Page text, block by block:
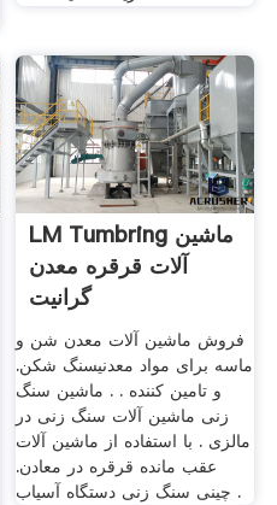
LM Tumbring ماشین
آلات قرقره معدن
گرانیت
فروش ماشین آلات معدن شن و
ماسه برای مواد معدنیسنگ شکن.
و تامین کننده . . ماشین سنگ
زنی ماشین آلات سنگ زنی در
مالزی . با استفاده از ماشین آلات
عقب مانده قرقره در معادن.
چینی سنگ زنی دستگاه آسیاب .